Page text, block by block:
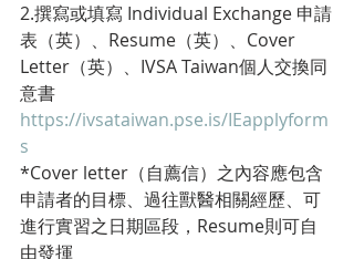
2.撰寫或填寫 Individual Exchange 申請
表（英）、Resume（英）、Cover
Letter（英）、IVSA Taiwan個人交換同
意書
https://ivsataiwan.pse.is/IEapplyform
s
*Cover letter（自薦信）之內容應包含
申請者的目標、過往獸醫相關經歷、可
進行實習之日期區段，Resume則可自
由發揮